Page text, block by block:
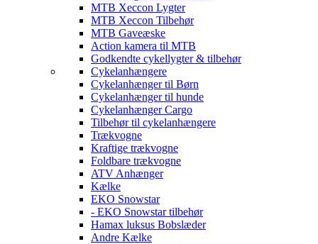
MTB Xeccon Lygter
MTB Xeccon Tilbehør
MTB Gaveæske
Action kamera til MTB
Godkendte cykellygter & tilbehør
Cykelanhængere
Cykelanhænger til Børn
Cykelanhænger til hunde
Cykelanhænger Cargo
Tilbehør til cykelanhængere
Trækvogne
Kraftige trækvogne
Foldbare trækvogne
ATV Anhænger
Kælke
EKO Snowstar
- EKO Snowstar tilbehør
Hamax luksus Bobslæder
Andre Kælke